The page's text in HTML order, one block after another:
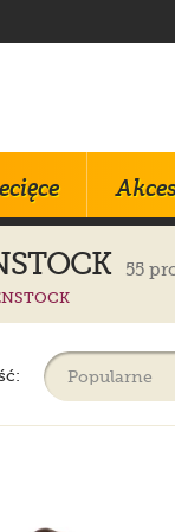
Converse
Crocs
Maciejka
Blundstone
Converse
Skechers
Crocs
Birkenstock
Geox
55